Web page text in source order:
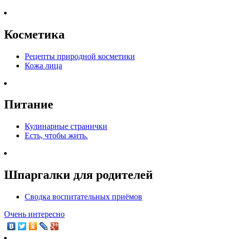
Косметика
Рецепты природной косметики
Кожа лица
Питание
Кулинарные странички
Есть, чтобы жить.
Шпаргалки для родителей
Сводка воспитательных приёмов
Очень интересно